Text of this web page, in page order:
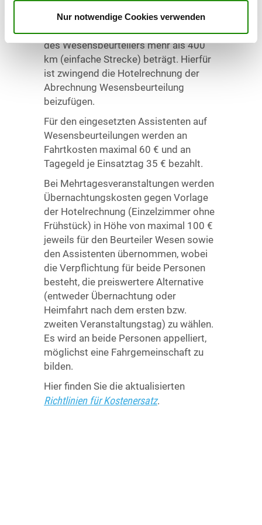
Nur notwendige Cookies verwenden
nur in den Fällen, in denen die
Entfernung zwischen dem Ort der
Wesensbeurteilung und dem Wohnort
des Wesensbeurteilers mehr als 400
km (einfache Strecke) beträgt. Hierfür
ist zwingend die Hotelrechnung der
Abrechnung Wesensbeurteilung
beizufügen.
Für den eingesetzten Assistenten auf
Wesensbeurteilungen werden an
Fahrtkosten maximal 60 € und an
Tagegeld je Einsatztag 35 € bezahlt.
Bei Mehrtagesveranstaltungen werden
Übernachtungskosten gegen Vorlage
der Hotelrechnung (Einzelzimmer ohne
Frühstück) in Höhe von maximal 100 €
jeweils für den Beurteiler Wesen sowie
den Assistenten übernommen, wobei
die Verpflichtung für beide Personen
besteht, die preiswertere Alternative
(entweder Übernachtung oder
Heimfahrt nach dem ersten bzw.
zweiten Veranstaltungstag) zu wählen.
Es wird an beide Personen appelliert,
möglichst eine Fahrgemeinschaft zu
bilden.
Hier finden Sie die aktualisierten
Richtlinien für Kostenersatz.